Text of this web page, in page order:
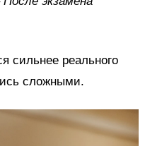
сильнее реального
сложными.